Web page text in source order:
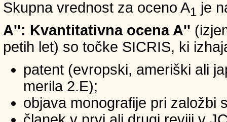
Skupna vrednost za oceno A1 je
A'': Kvantitativna ocena A''
petih let) so točke SICRIS, ki
patent (evropski, ameriški ali
merila 2.E);
objava monografije pri založbi